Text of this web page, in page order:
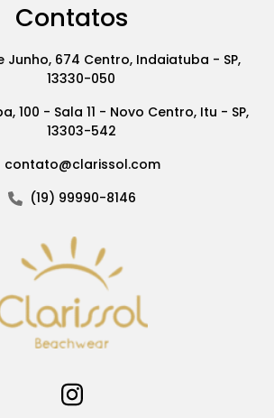
Contatos
Junho, 674 Centro, Indaiatuba - SP,
13330-050
100 - Sala 11 - Novo Centro, Itu - SP,
13303-542
contato@clarissol.com
(19) 99990-8146